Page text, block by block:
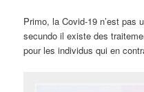
Primo, la Covid-19 n’est pas
secundo il existe des
pour les individus qui en